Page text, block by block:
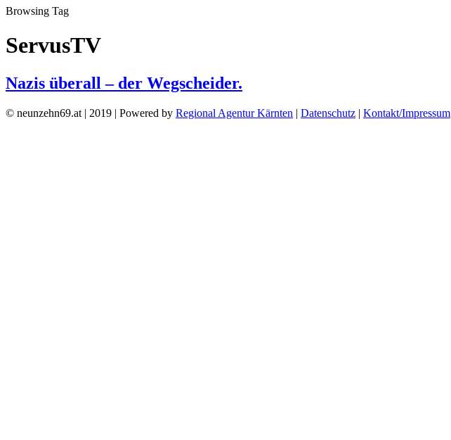
Browsing Tag
ServusTV
Nazis überall – der Wegscheider.
© neunzehn69.at | 2019 | Powered by Regional Agentur Kärnten | Datenschutz | Kontakt/Impressum